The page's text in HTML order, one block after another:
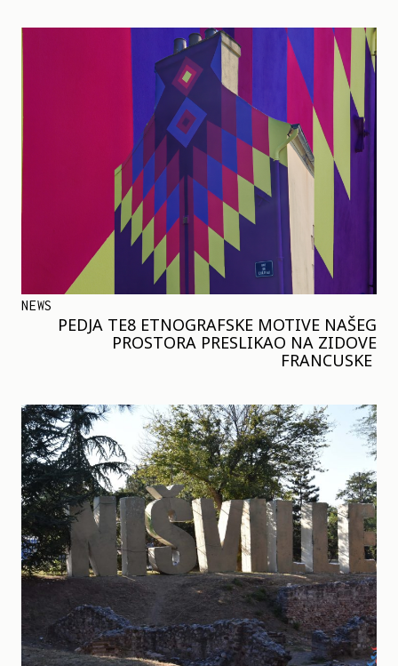
NEWS
PEDJA TE8 ETNOGRAFSKE MOTIVE NAŠEG
PROSTORA PRESLIKAO NA ZIDOVE
FRANCUSKE